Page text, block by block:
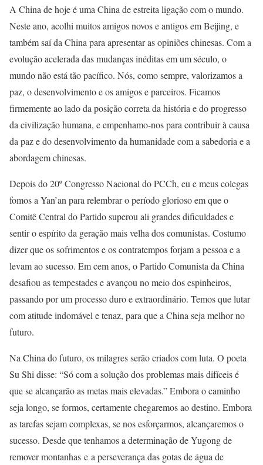
A China de hoje é uma China de estreita ligação com o mundo.
Neste ano, acolhi muitos amigos novos e antigos em Beijing, e
também saí da China para apresentar as opiniões chinesas. Com a
evolução acelerada das mudanças inéditas em um século, o
mundo não está tão pacífico. Nós, como sempre, valorizamos a
paz, o desenvolvimento e os amigos e parceiros. Ficamos
firmemente ao lado da posição correta da história e do progresso
da civilização humana, e empenhamo-nos para contribuir à causa
da paz e do desenvolvimento da humanidade com a sabedoria e a
abordagem chinesas.
Depois do 20º Congresso Nacional do PCCh, eu e meus colegas
fomos a Yan’an para relembrar o período glorioso em que o
Comitê Central do Partido superou ali grandes dificuldades e
sentir o espírito da geração mais velha dos comunistas. Costumo
dizer que os sofrimentos e os contratempos forjam a pessoa e a
levam ao sucesso. Em cem anos, o Partido Comunista da China
desafiou as tempestades e avançou no meio dos espinheiros,
passando por um processo duro e extraordinário. Temos que lutar
com atitude indomável e tenaz, para que a China seja melhor no
futuro.
Na China do futuro, os milagres serão criados com luta. O poeta
Su Shi disse: “Só com a solução dos problemas mais difíceis é
que se alcançarão as metas mais elevadas.” Embora o caminho
seja longo, se formos, certamente chegaremos ao destino. Embora
as tarefas sejam complexas, se nos esforçarmos, alcançaremos o
sucesso. Desde que tenhamos a determinação de Yugong de
remover montanhas e a perseverança das gotas de água de